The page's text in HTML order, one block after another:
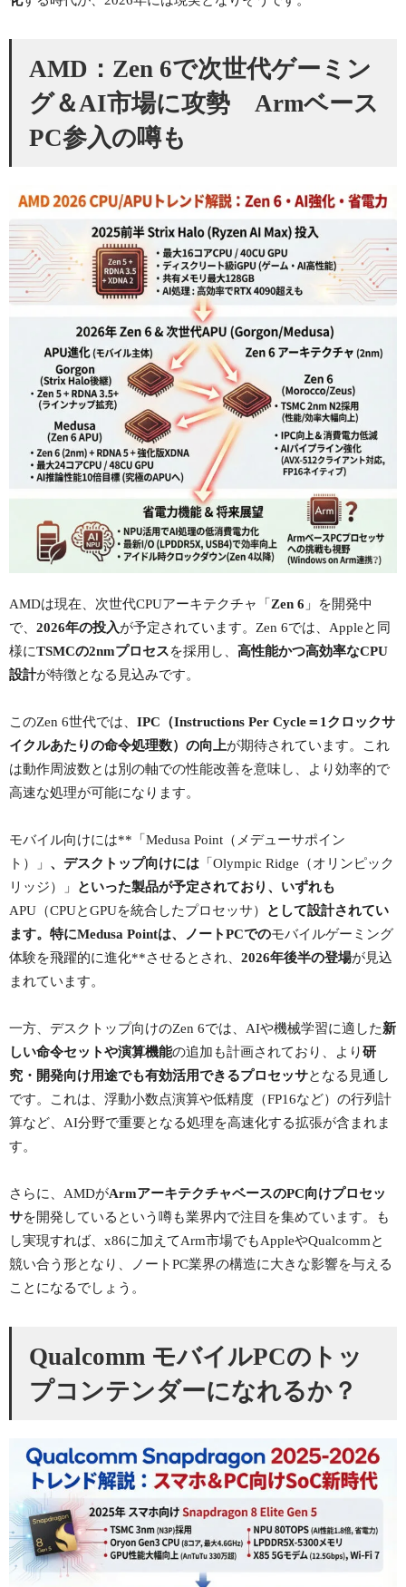
AMD：Zen 6で次世代ゲーミン
グ＆AI市場に攻勢 Armベース
PC参入の噂も
AMDは現在、次世代CPUアーキテクチャ「 Zen 6 」を開発中
で、 2026年の投入が予定されています。Zen 6では、Appleと同
様にTSMCの2nmプロセスを採用し、 高性能かつ高効率なCPU
設計が特徴となる見込みです。
このZen 6世代では、 IPC（Instructions Per Cycle＝1クロックサ
イクルあたりの命令処理数）の向上が期待されています。これ
は動作周波数とは別の軸での性能改善を意味し、より効率的で
高速な処理が可能になります。
モバイル向けには**「Medusa Point（メデューサポイン
ト）」 、デスクトップ向けには 「Olympic Ridge（オリンピック
リッジ）」
といった製品が予定されており、いずれも
APU（CPUとGPUを統合したプロセッサ）
として設計されてい
ます。特にMedusa Pointは、ノートPCでのモバイルゲーミング
体験を飛躍的に進化**させるとされ、 2026年後半の登場が見込
まれています。
一方、デスクトップ向けのZen 6では、AIや機械学習に適した新
しい命令セットや演算機能の追加も計画されており、より研
究・開発向け用途でも有効活用できるプロセッサとなる見通し
です。これは、浮動小数点演算や低精度（FP16など）の行列計
算など、AI分野で重要となる処理を高速化する拡張が含まれま
す。
さらに、AMDがArmアーキテクチャベースのPC向けプロセッ
サを開発しているという噂も業界内で注目を集めています。も
し実現すれば、x86に加えてArm市場でもAppleやQualcommと
競い合う形となり、ノートPC業界の構造に大きな影響を与える
ことになるでしょう。
Qualcomm モバイルPCのトッ
プコンテンダーになれるか？